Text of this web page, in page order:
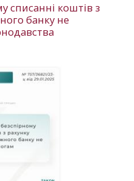
списанні коштів з
банку не